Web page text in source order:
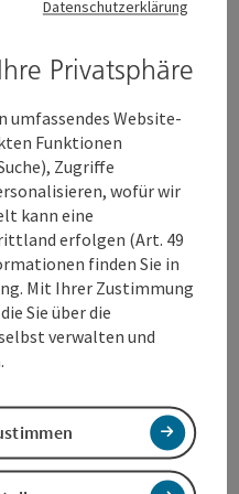
Datenschutzerklärung
Privatsphäre
umfassendes Website-
Funktionen
Zugriffe
wofür wir
kann eine
erfolgen (Art. 49
finden Sie in
Mit Ihrer Zustimmung
Sie über die
verwalten und